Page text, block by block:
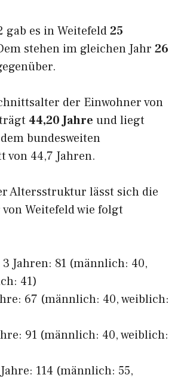
gab es in Weitefeld25
stehen im gleichen Jahr 26
der Einwohner von
44,20 Jahre und liegt
bundesweiten
von 44,7 Jahren.
Altersstruktur lässt sich die
Weitefeld wie folgt
Jahren: 81 (männlich: 40,
41)
67 (männlich: 40, weiblich:
91 (männlich: 40, weiblich:
114 (männlich: 55,